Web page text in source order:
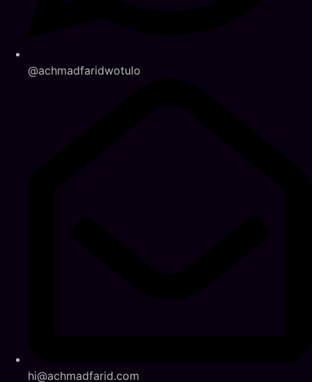
@achmadfaridwotulo
hi@achmadfarid.com